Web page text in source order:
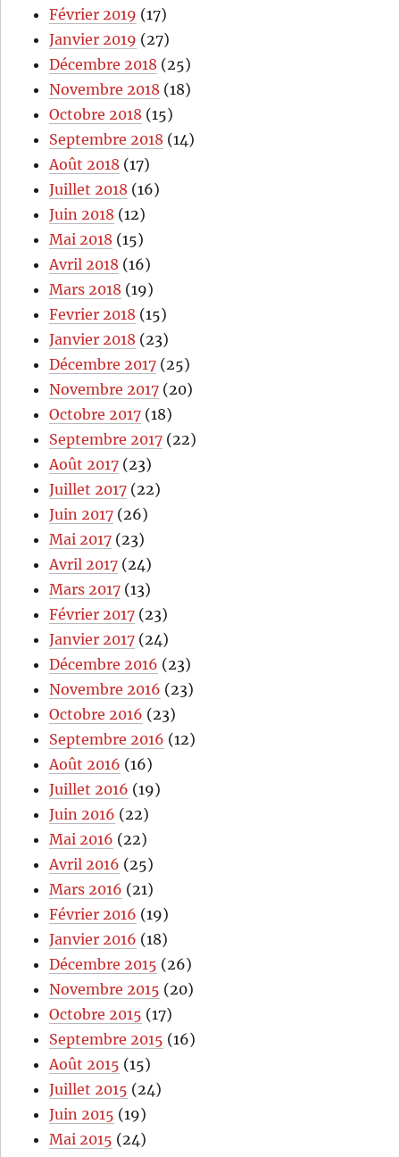
Février 2019 (17)
Janvier 2019 (27)
Décembre 2018 (25)
Novembre 2018 (18)
Octobre 2018 (15)
Septembre 2018 (14)
Août 2018 (17)
Juillet 2018 (16)
Juin 2018 (12)
Mai 2018 (15)
Avril 2018 (16)
Mars 2018 (19)
Fevrier 2018 (15)
Janvier 2018 (23)
Décembre 2017 (25)
Novembre 2017 (20)
Octobre 2017 (18)
Septembre 2017 (22)
Août 2017 (23)
Juillet 2017 (22)
Juin 2017 (26)
Mai 2017 (23)
Avril 2017 (24)
Mars 2017 (13)
Février 2017 (23)
Janvier 2017 (24)
Décembre 2016 (23)
Novembre 2016 (23)
Octobre 2016 (23)
Septembre 2016 (12)
Août 2016 (16)
Juillet 2016 (19)
Juin 2016 (22)
Mai 2016 (22)
Avril 2016 (25)
Mars 2016 (21)
Février 2016 (19)
Janvier 2016 (18)
Décembre 2015 (26)
Novembre 2015 (20)
Octobre 2015 (17)
Septembre 2015 (16)
Août 2015 (15)
Juillet 2015 (24)
Juin 2015 (19)
Mai 2015 (24)